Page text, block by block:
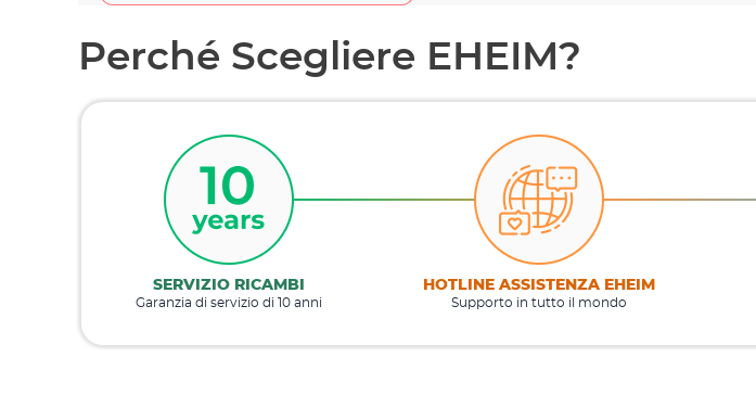
Perché Scegliere EHEIM?
SERVIZIO RICAMBI
Garanzia di servizio di 10 anni
HOTLINE ASSISTENZA EHEIM
Supporto in tutto il mondo